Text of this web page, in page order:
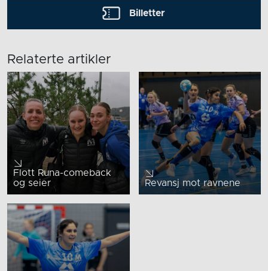
Billetter
Relaterte artikler
Flott Runa-comeback
og seier
Revansj mot ravnene